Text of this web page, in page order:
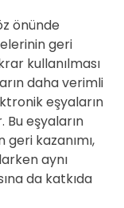
önünde
geri
kullanılması
daha verimli
eşyaların
Bu eşyaların
kazanımı,
aynı
da katkıda